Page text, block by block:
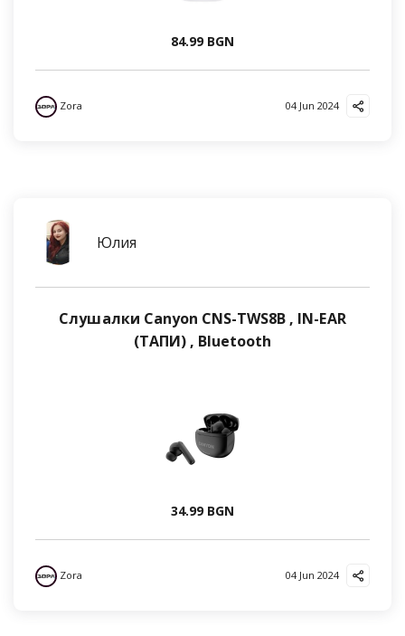
84.99 BGN
Zora 04 Jun 2024
Юлия
Слушалки Canyon CNS-TWS8B , IN-EAR
(ТАПИ) , Bluetooth
34.99 BGN
Zora 04 Jun 2024